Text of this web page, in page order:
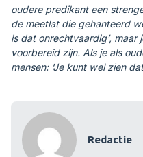
oudere predikant een
de meetlat die gehanteerd
is dat onrechtvaardig’, maar
voorbereid zijn. Als je als
mensen: ‘Je kunt wel zien
Redactie